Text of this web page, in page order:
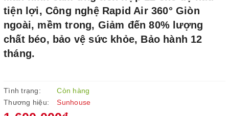
tiện lợi, Công nghệ Rapid Air 360° Giòn
ngoài, mềm trong, Giảm đến 80% lượng
chất béo, bảo vệ sức khỏe, Bảo hành 12
tháng.
Tình trạng:
Còn hàng
Thương hiệu:
Sunhouse